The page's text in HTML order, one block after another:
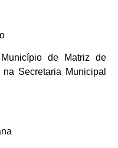
de Matriz de
Secretaria Municipal